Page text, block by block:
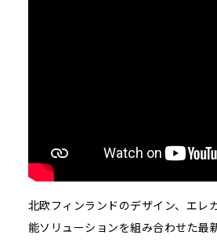
北欧フィンランドのデザイン、エレ
能ソリューションを組み合わせた最